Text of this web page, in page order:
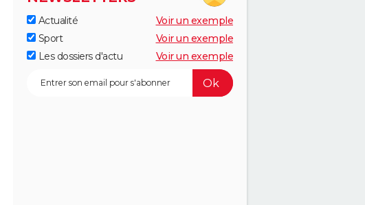
Actualité
Voir un exemple
Sport
Voir un exemple
Les dossiers d'actu
Voir un exemple